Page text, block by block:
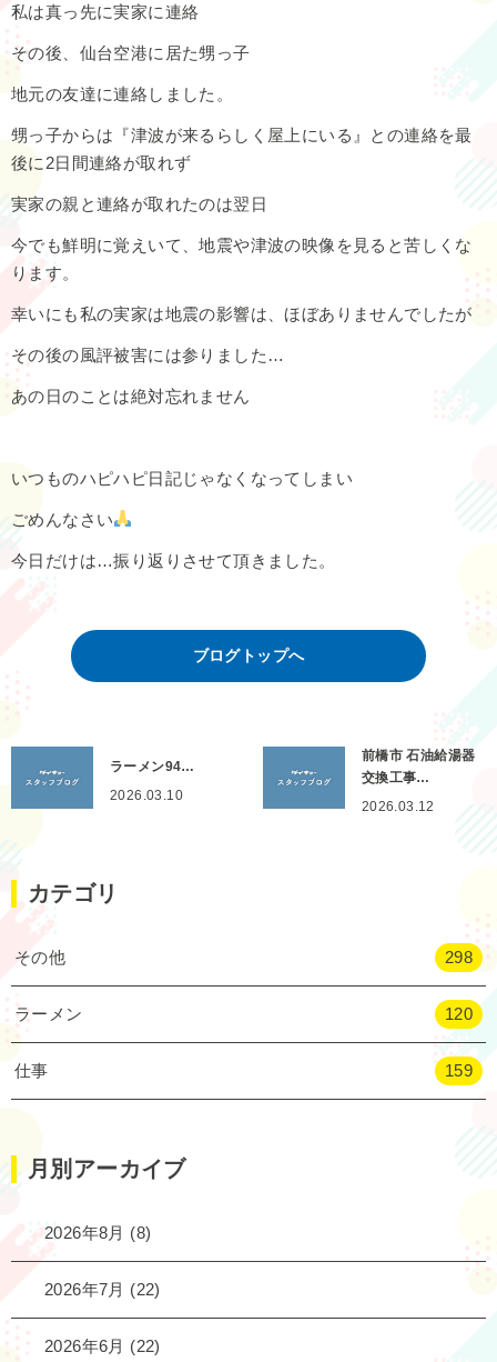
私は真っ先に実家に連絡
その後、仙台空港に居た甥っ子
地元の友達に連絡しました。
甥っ子からは『津波が来るらしく屋上にいる』との連絡を最
後に2日間連絡が取れず
実家の親と連絡が取れたのは翌日
今でも鮮明に覚えいて、地震や津波の映像を見ると苦しくな
ります。
幸いにも私の実家は地震の影響は、ほぼありませんでしたが
その後の風評被害には参りました…
あの日のことは絶対忘れません
いつものハピハピ日記じゃなくなってしまい
ごめんなさい
今日だけは…振り返りさせて頂きました。
ブログトップへ
ラーメン94…
2026.03.10
前橋市 石油給湯器
交換工事…
2026.03.12
カテゴリ
その他 298
ラーメン 120
仕事 159
月別アーカイブ
2026年8月 (8)
2026年7月 (22)
2026年6月 (22)